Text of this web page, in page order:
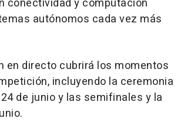
conectividad y computación
autónomos cada vez más
en directo cubrirá los momentos
incluyendo la ceremonia
de junio y las semifinales y la